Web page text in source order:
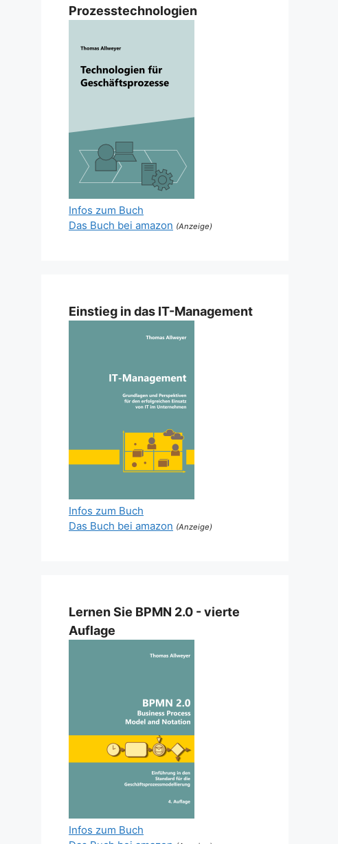
Prozesstechnologien
Infos zum Buch
Das Buch bei amazon (Anzeige)
Einstieg in das IT-Management
Infos zum Buch
Das Buch bei amazon (Anzeige)
Lernen Sie BPMN 2.0 - vierte
Auflage
Infos zum Buch